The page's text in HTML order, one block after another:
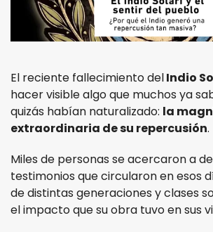
El reciente fallecimiento delIndio
hacer visible algo que muchos ya
quizás habían naturalizado: la
extraordinaria de su repercusión.
Miles de personas se acercaron a
testimonios que circularon en esos
de distintas generaciones y clases
el impacto que su obra tuvo en sus